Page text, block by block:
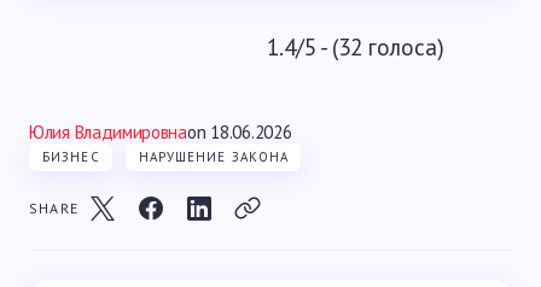
1.4/5 - (32 голоса)
Юлия Владимировнаon 18.06.2026
БИЗНЕС НАРУШЕНИЕ ЗАКОНА
SHARE